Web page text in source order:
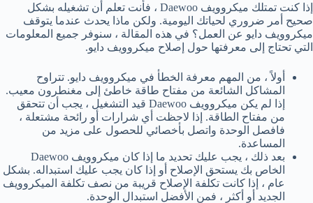
إذا كنت تمتلك ميكروويف Daewoo ، فأنت تعلم أن تشغيله بشكل
صحيح أمر ضروري لحياتك اليومية. ولكن ماذا يحدث عندما يتوقف
ميكروويف دايو عن العمل؟ في هذه المقالة ، سنوفر جميع المعلومات
التي تحتاج إلى معرفتها حول إصلاح ميكروويف دايو.
أولاً ، من المهم معرفة الخطأ في ميكروويف دايو. تتراوح
المشاكل الشائعة من مفتاح طاقة خاطئ إلى مغنطرون معيب.
إذا لم يكن ميكروويف Daewoo قيد التشغيل ، يجب أن تتحقق
من مفتاح الطاقة. إذا لاحظت أي شرارات أو رائحة مشتعلة ،
فافصل الوحدة واتصل بأخصائي للحصول على مزيد من
المساعدة.
بعد ذلك ، يجب عليك تحديد ما إذا كان ميكروويف Daewoo
الخاص بك يستحق الإصلاح أو إذا كان يجب عليك استبداله. بشكل
عام ، إذا كانت تكلفة الإصلاح قريبة من نصف تكلفة الميكروويف
الجديد أو أكثر ، فمن الأفضل استبدال الوحدة.